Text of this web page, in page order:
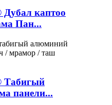
каптоо
Пан...
Табигый
панели...